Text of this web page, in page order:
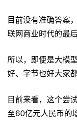
目前没有准确答案
联网商业时代的最
所以，即便是大模
好、字节也好大家
目前来看，这个尝
至60亿元人民币的